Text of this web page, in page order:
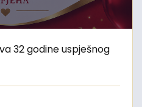
32 godine uspješnog